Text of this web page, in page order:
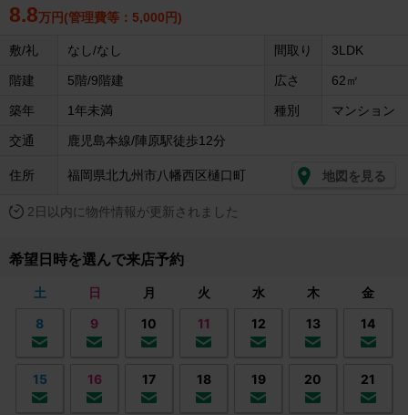
8.8万円(管理費等：5,000円)
敷/礼 なし/なし 間取り 3LDK
階建 5階/9階建 広さ 62㎡
築年 1年未満 種別 マンション
交通 鹿児島本線/陣原駅徒歩12分
住所 福岡県北九州市八幡西区樋口町 地図を見る
2日以内に物件情報が更新されました
希望日時を選んで来店予約
土 日 月 火 水 木
金
8
9 10 11 12 13 14
15 16 17 18 19 20 21